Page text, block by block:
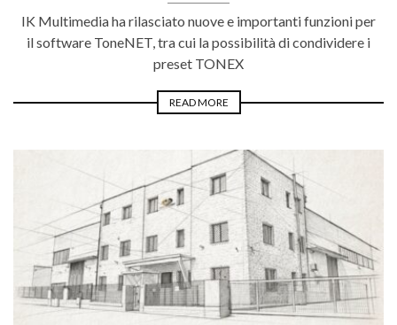
IK Multimedia ha rilasciato nuove e importanti funzioni per
il software ToneNET, tra cui la possibilità di condividere i
preset TONEX
READ MORE